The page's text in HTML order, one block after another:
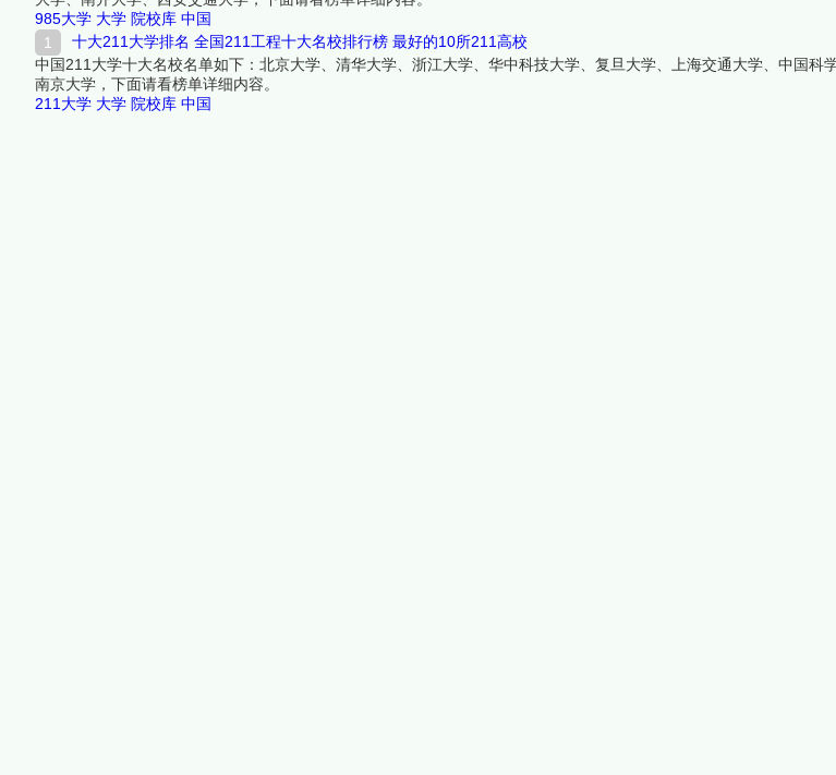
985大学 大学 院校库 中国
十大211大学排名 全国211工程十大名校排行榜 最好的10所211高校
中国211大学十大名校名单如下：北京大学、清华大学、浙江大学、华中科技大学、复旦大学、上海交通大学、中国科
南京大学，下面请看榜单详细内容。
211大学 大学 院校库 中国